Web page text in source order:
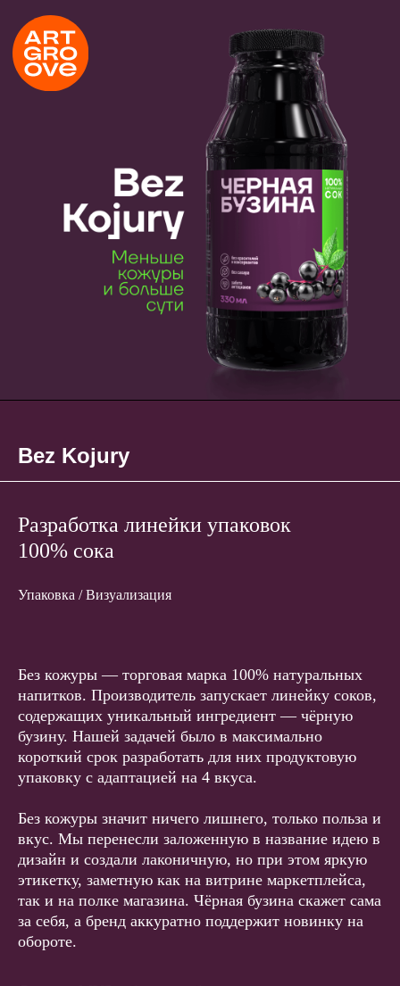
Bez Kojury
Разработка линейки упаковок
100% сока
Упаковка / Визуализация
Без кожуры — торговая марка 100% натуральных
напитков. Производитель запускает линейку соков,
содержащих уникальный ингредиент — чёрную
бузину. Нашей задачей было в максимально
короткий срок разработать для них продуктовую
упаковку с адаптацией на 4 вкуса.
Без кожуры значит ничего лишнего, только польза и
вкус. Мы перенесли заложенную в название идею в
дизайн и создали лаконичную, но при этом яркую
этикетку, заметную как на витрине маркетплейса,
так и на полке магазина. Чёрная бузина скажет сама
за себя, а бренд аккуратно поддержит новинку на
обороте.